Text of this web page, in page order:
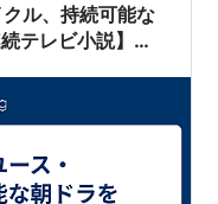
ル、持続可能な
テレビ小説】カ